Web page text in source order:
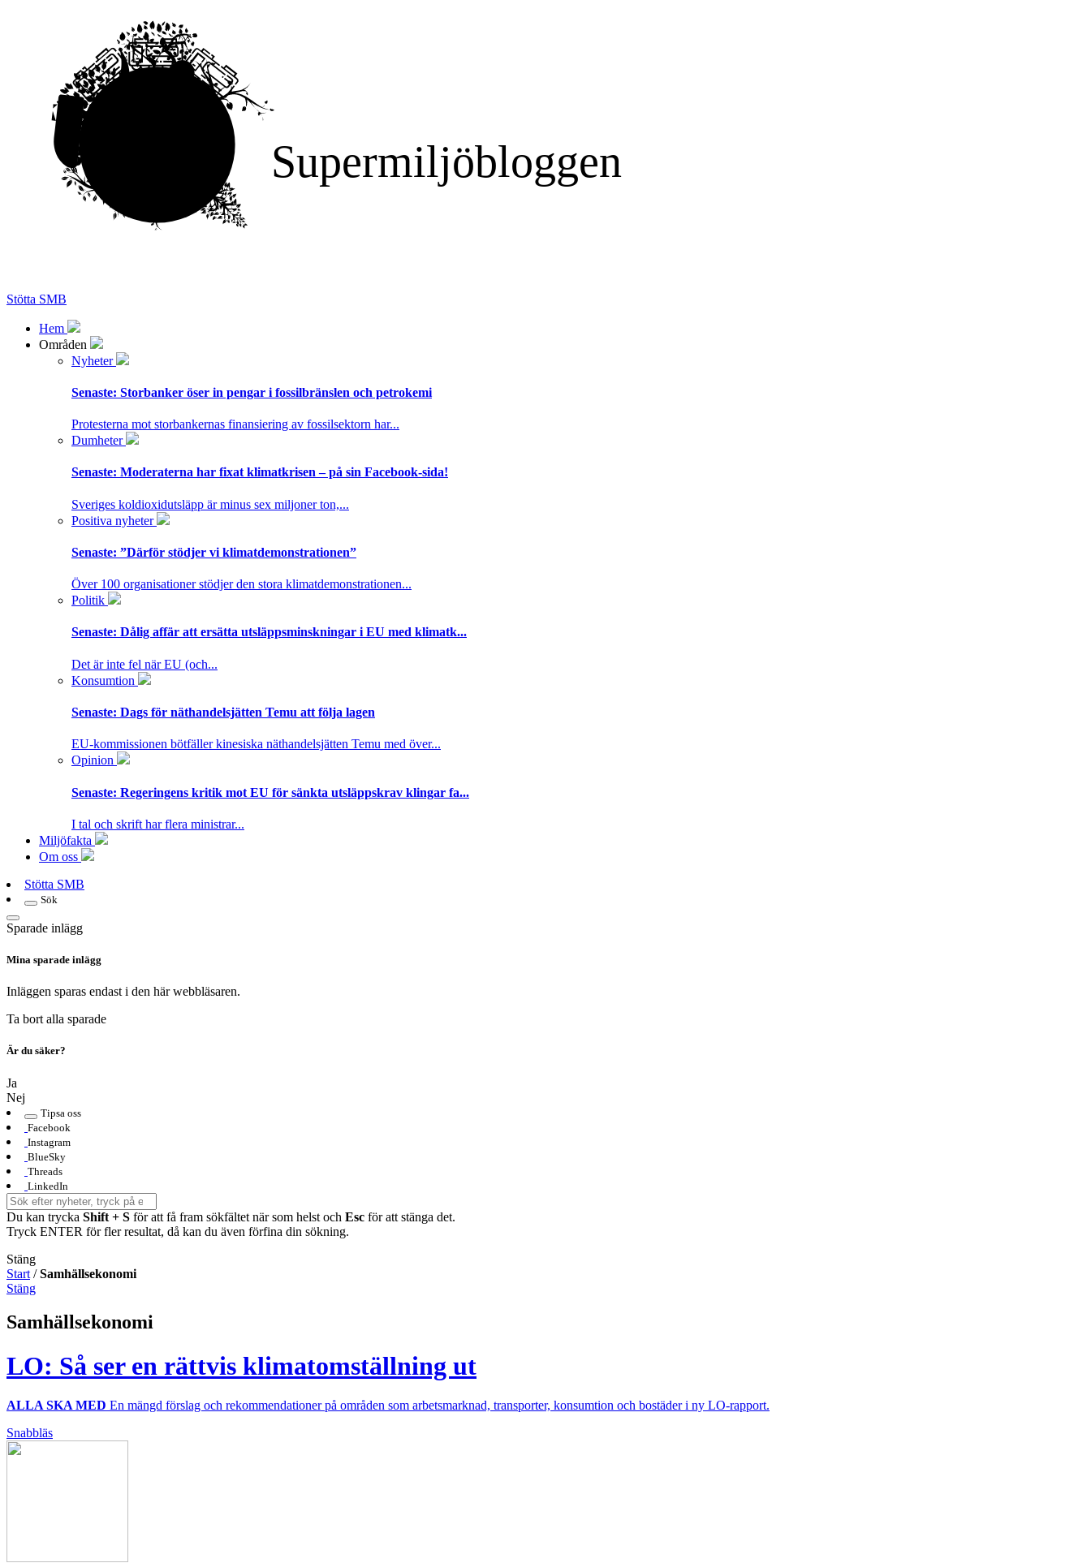
Supermiljöbloggen
Stötta SMB
Hem
Områden
Nyheter
Senaste: Storbanker öser in pengar i fossilbränslen och petrokemi
Protesterna mot storbankernas finansiering av fossilsektorn har...
Dumheter
Senaste: Moderaterna har fixat klimatkrisen – på sin Facebook-sida!
Sveriges koldioxidutsläpp är minus sex miljoner ton,...
Positiva nyheter
Senaste: ”Därför stödjer vi klimatdemonstrationen”
Över 100 organisationer stödjer den stora klimatdemonstrationen...
Politik
Senaste: Dålig affär att ersätta utsläppsminskningar i EU med klimatk...
Det är inte fel när EU (och...
Konsumtion
Senaste: Dags för näthandelsjätten Temu att följa lagen
EU-kommissionen bötfäller kinesiska näthandelsjätten Temu med över...
Opinion
Senaste: Regeringens kritik mot EU för sänkta utsläppskrav klingar fa...
I tal och skrift har flera ministrar...
Miljöfakta
Om oss
Stötta SMB
Sök
Sparade inlägg
Mina sparade inlägg
Inläggen sparas endast i den här webbläsaren.
Ta bort alla sparade
Är du säker?
Ja
Nej
Tipsa oss
Facebook
Instagram
BlueSky
Threads
LinkedIn
Du kan trycka Shift + S för att få fram sökfältet när som helst och Esc för att stänga det.
Tryck ENTER för fler resultat, då kan du även förfina din sökning.
Stäng
Start /Samhällsekonomi
Stäng
Samhällsekonomi
LO: Så ser en rättvis klimatomställning ut
ALLA SKA MED En mängd förslag och rekommendationer på områden som arbetsmarknad, transporter, konsumtion och bostäder i ny LO-rapport.
Snabbläs